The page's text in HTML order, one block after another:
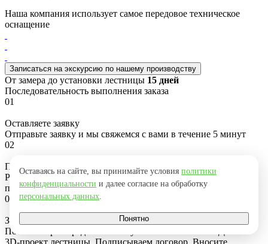
Наша компания использует самое передовое техническое
оснащение
Записаться на экскурсию по нашему производству
От замера до установки лестницы 15 дней
Последовательность выполнения заказа
01
Оставляете заявку
Отправьте заявку и мы свяжемся с вами в течение 5 минут
02
Примерный рассчет цены
Рассчитываем примерную цену лестницы исходя из ваших
пожеланий
03
Замер и точный рассчет
После замера определяем точную стоимость заказа. Делаем
3D-проект лестницы. Подписываем договор. Вносите
Оставаясь на сайте, вы принимайте условия политики
конфиденциальности и далее согласие на обработку
персональных данных.
Понятно